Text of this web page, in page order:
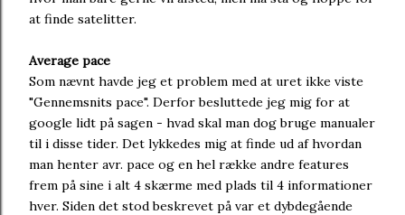
at finde satelitter.
Average pace
Som nævnt havde jeg et problem med at uret ikke viste
"Gennemsnits pace". Derfor besluttede jeg mig for at
google lidt på sagen - hvad skal man dog bruge manualer
til i disse tider. Det lykkedes mig at finde ud af hvordan
man henter avr. pace og en hel række andre features
frem på sine i alt 4 skærme med plads til 4 informationer
hver. Siden det stod beskrevet på var et dybdegående